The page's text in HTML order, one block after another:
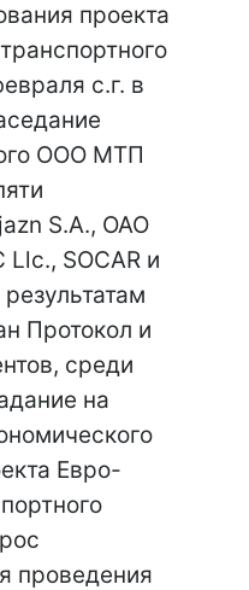
проекта
с.г. в
ООО МТП
S.A., ОАО
Llc., SOCAR и
Протокол и
среди
на
Евро-
проведения